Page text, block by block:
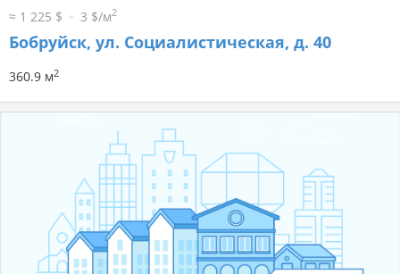
≈ 1 225 $ 3 $/м2
Бобруйск, ул. Социалистическая, д. 40
360.9 м2